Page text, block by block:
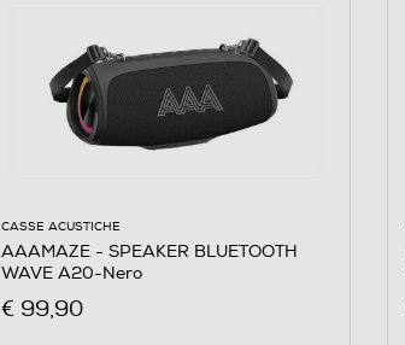
CASSE ACUSTICHE
AAAMAZE - SPEAKER BLUETOOTH
WAVE A20-Nero
€ 99,90